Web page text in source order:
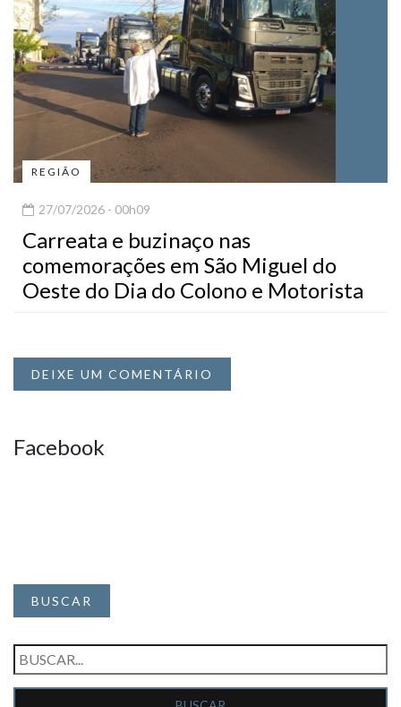
REGIÃO
27/07/2026 - 00h09
Carreata e buzinaço nas
comemorações em São Miguel do
Oeste do Dia do Colono e Motorista
DEIXE UM COMENTÁRIO
Facebook
BUSCAR